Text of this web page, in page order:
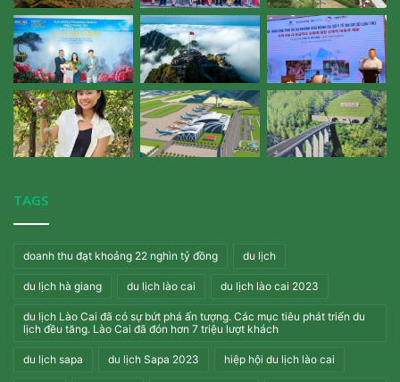
TAGS
doanh thu đạt khoảng 22 nghìn tỷ đồng du lịch
du lịch hà giang du lịch lào cai du lịch lào cai 2023
du lịch Lào Cai đã có sự bứt phá ấn tượng. Các mục tiêu phát triển du
lịch đều tăng. Lào Cai đã đón hơn 7 triệu lượt khách
du lịch sapa du lịch Sapa 2023 hiệp hội du lịch lào cai